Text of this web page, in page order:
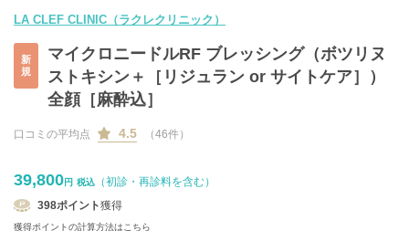
LA CLEF CLINIC（ラクレクリニック）
新
規
マイクロニードルRF ブレッシング（ボツリヌ
ストキシン＋［リジュラン or サイトケア］）
全顔［麻酔込］
口コミの平均点 4.5 （46件）
39,800円 税込
（初診・再診料を含む）
398ポイント獲得
獲得ポイントの計算方法はこちら